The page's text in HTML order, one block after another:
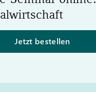
Jetzt bestellen